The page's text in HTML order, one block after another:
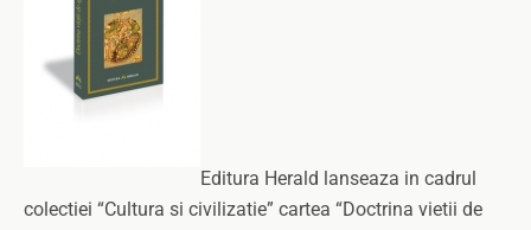
Editura Herald lanseaza in cadrul
colectiei “Cultura si civilizatie” cartea “Doctrina vietii de